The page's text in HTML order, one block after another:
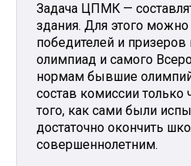
Задача ЦПМК —
здания. Для этого можно
победителей и
олимпиад и самого
нормам бывшие
состав комиссии только
того, как сами были
достаточно окончить
совершеннолетним.